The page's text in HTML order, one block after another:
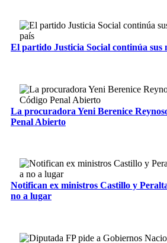
El partido Justicia Social continúa sus
La procuradora Yeni Berenice
Penal Abierto
Notifican ex ministros Castillo y
no a lugar